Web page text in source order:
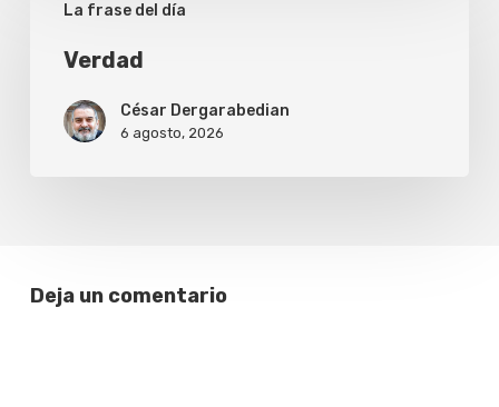
La frase del día
Verdad
César Dergarabedian
6 agosto, 2026
Deja un comentario